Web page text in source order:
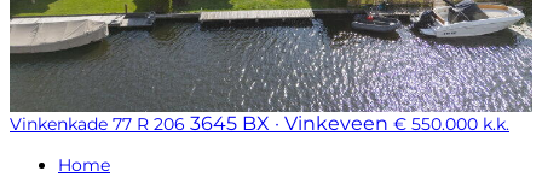
Vinkenkade 77 R 206 3645 BX · Vinkeveen € 550.000 k.k.
Home